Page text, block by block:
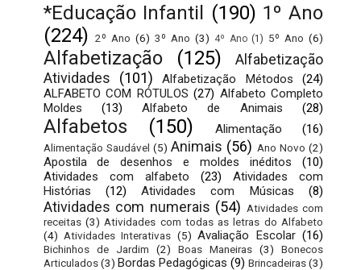
*Educação Infantil (190) 1º Ano
(224) 2º Ano (6) 3º Ano (3) 4º Ano (1) 5º Ano (6)
Alfabetização (125)
Alfabetização
Atividades
(101) Alfabetização Métodos
(24)
ALFABETO COM RÓTULOS (27) Alfabeto Completo
Moldes
(13) Alfabeto de Animais (28)
Alfabetos (150) Alimentação (16)
Alimentação Saudável (5) Animais (56) Ano Novo (2)
Apostila de desenhos e moldes inéditos
(10)
Atividades com alfabeto
(23)
Atividades com
Histórias
(12) Atividades com Músicas (8)
Atividades com numerais (54) Atividades com
receitas (3) Atividades com todas as letras do Alfabeto
(4) Atividades Interativas (5) Avaliação Escolar (16)
Bichinhos de Jardim (2) Boas Maneiras (3)
Bonecos
Articulados (3) Bordas Pedagógicas (9) Brincadeiras(3)